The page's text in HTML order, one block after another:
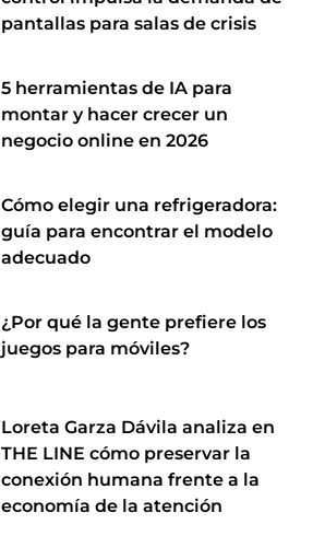
pantallas para salas de crisis
5 herramientas de IA para
montar y hacer crecer un
negocio online en 2026
Cómo elegir una refrigeradora:
guía para encontrar el modelo
adecuado
¿Por qué la gente prefiere los
juegos para móviles?
Loreta Garza Dávila analiza en
THE LINE cómo preservar la
conexión humana frente a la
economía de la atención